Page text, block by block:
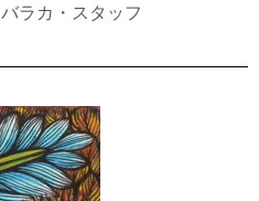
バラカ・スタッフ